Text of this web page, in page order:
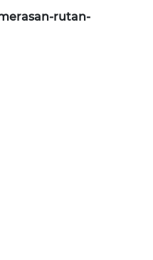
rutan-